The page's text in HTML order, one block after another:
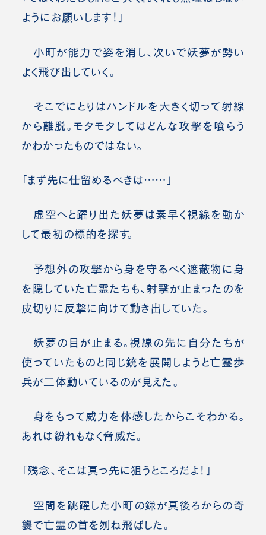
ようにお願いします！」
小町が能力で姿を消し、次いで妖夢が勢い
よく飛び出していく。
そこでにとりはハンドルを大きく切って射線
から離脱。モタモタしてはどんな攻撃を喰らう
かわかったものではない。
「まず先に仕留めるべきは……」
虚空へと躍り出た妖夢は素早く視線を動か
して最初の標的を探す。
予想外の攻撃から身を守るべく遮蔽物に身
を隠していた亡霊たちも、射撃が止まったのを
皮切りに反撃に向けて動き出していた。
妖夢の目が止まる。視線の先に自分たちが
使っていたものと同じ銃を展開しようと亡霊歩
兵が二体動いているのが見えた。
身をもって威力を体感したからこそわかる。
あれは紛れもなく脅威だ。
「残念、そこは真っ先に狙うところだよ！」
空間を跳躍した小町の鎌が真後ろからの奇
襲で亡霊の首を刎ね飛ばした。